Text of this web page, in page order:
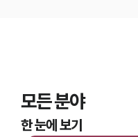
모든 분야
한 눈에 보기